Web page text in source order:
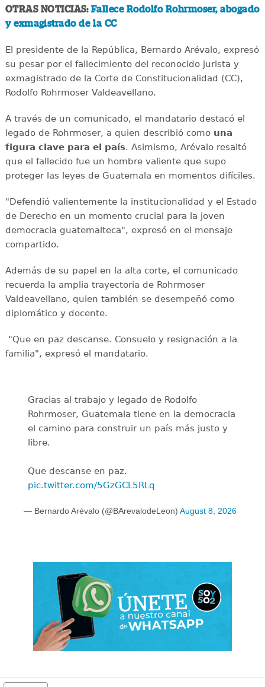
OTRAS NOTICIAS: Fallece Rodolfo Rohrmoser, abogado
y exmagistrado de la CC
El presidente de la República, Bernardo Arévalo, expresó
su pesar por el fallecimiento del reconocido jurista y
exmagistrado de la Corte de Constitucionalidad (CC),
Rodolfo Rohrmoser Valdeavellano.
A través de un comunicado, el mandatario destacó el
legado de Rohrmoser, a quien describió comouna
figura clave para el país. Asimismo, Arévalo resaltó
que el fallecido fue un hombre valiente que supo
proteger las leyes de Guatemala en momentos difíciles.
"Defendió valientemente la institucionalidad y el Estado
de Derecho en un momento crucial para la joven
democracia guatemalteca", expresó en el mensaje
compartido.
Además de su papel en la alta corte, el comunicado
recuerda la amplia trayectoria de Rohrmoser
Valdeavellano, quien también se desempeñó como
diplomático y docente.
"Que en paz descanse. Consuelo y resignación a la
familia", expresó el mandatario.
Gracias al trabajo y legado de Rodolfo
Rohrmoser, Guatemala tiene en la democracia
el camino para construir un país más justo y
libre.
Que descanse en paz.
pic.twitter.com/5GzGCL5RLq
— Bernardo Arévalo (@BArevalodeLeon) August 8, 2026